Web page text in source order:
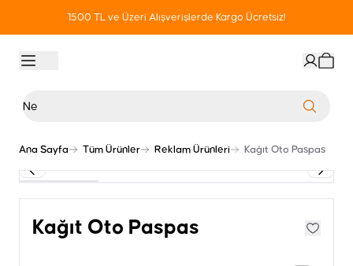
1500 TL ve Üzeri Alışverişlerde Kargo Ücretsiz!
Ana Sayfa Tüm Ürünler Reklam Ürünleri Kağıt Oto Paspas
Kağıt Oto Paspas